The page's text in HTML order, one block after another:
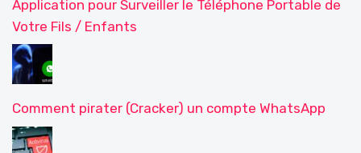
Application pour Surveiller le Téléphone Portable de
Votre Fils / Enfants
Comment pirater (Cracker) un compte WhatsApp